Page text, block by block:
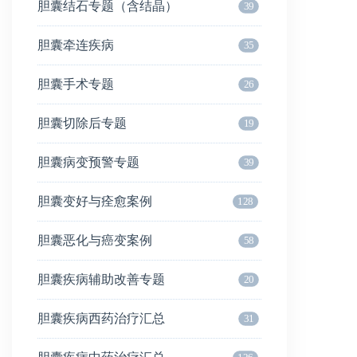
胆囊结石专题（含结晶） 39
胆囊牵连疾病 35
胆囊手术专题 26
胆囊切除后专题 19
胆囊病变预警专题 39
胆囊变好与痊愈案例 128
胆囊恶化与癌变案例 58
胆囊疾病辅助改善专题 20
胆囊疾病西药治疗汇总 31